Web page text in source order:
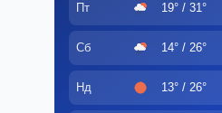
Пт 19° / 31°
Сб 14° / 26°
Нд 13° / 26°